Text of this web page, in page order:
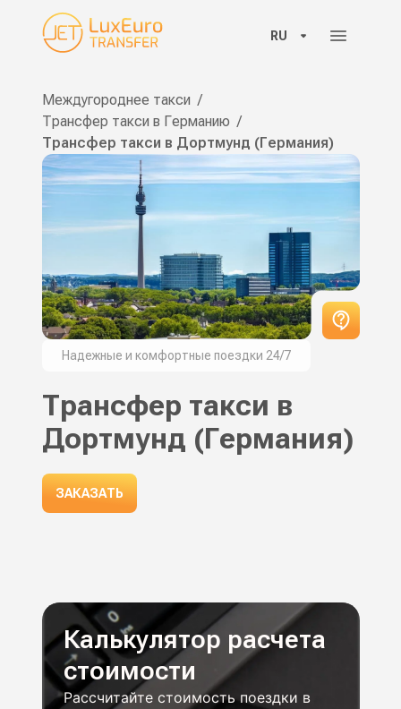
RU
Междугороднее такси /
Трансфер такси в Германию /
Трансфер такси в Дортмунд (Германия)
Надежные и комфортные поездки 24/7
Трансфер такси в
Дортмунд (Германия)
ЗАКАЗАТЬ
Калькулятор расчета
стоимости
Рассчитайте стоимость поездки в